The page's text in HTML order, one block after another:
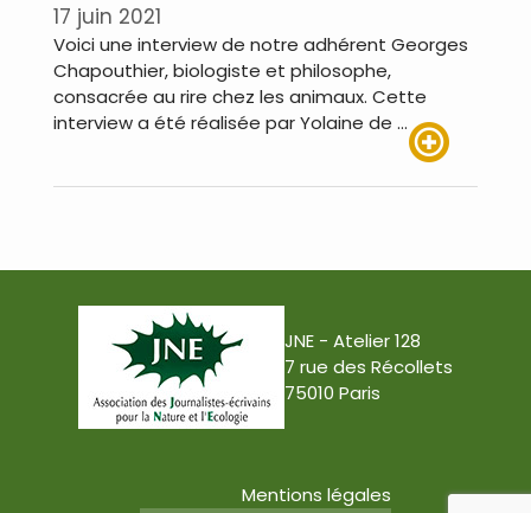
17 juin 2021
Voici une interview de notre adhérent Georges
Chapouthier, biologiste et philosophe,
consacrée au rire chez les animaux. Cette
interview a été réalisée par Yolaine de …
JNE - Atelier 128
7 rue des Récollets
75010 Paris
Mentions légales